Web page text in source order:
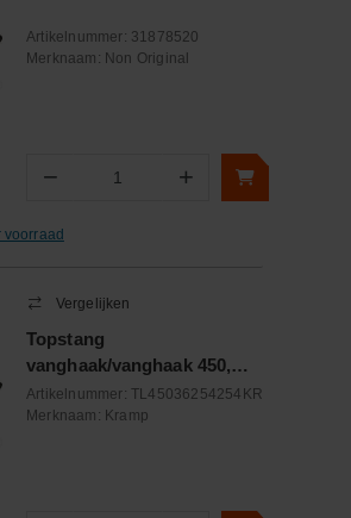
Artikelnummer: 31878520
Merknaam: Non Original
− Aantal +
voorraad
Vergelijken
Topstang
vanghaak/vanghaak 450,
M36 cat.2/2
Artikelnummer: TL45036254254KR
Merknaam: Kramp